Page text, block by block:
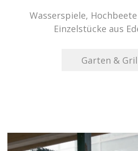
Wasserspiele,
Einzelstücke aus
Garten &